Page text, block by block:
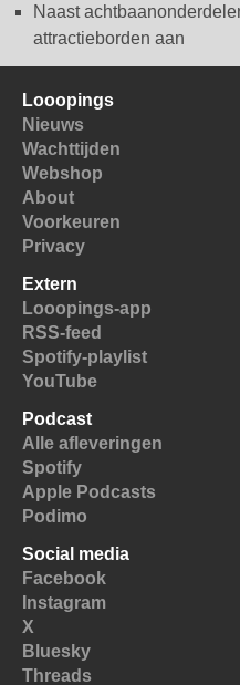
Naast
attractieborden aan
Looopings
Nieuws
Wachttijden
Webshop
About
Voorkeuren
Privacy
Extern
Looopings-app
RSS-feed
Spotify-playlist
YouTube
Podcast
Alle afleveringen
Spotify
Apple Podcasts
Podimo
Social media
Facebook
Instagram
X
Bluesky
Threads